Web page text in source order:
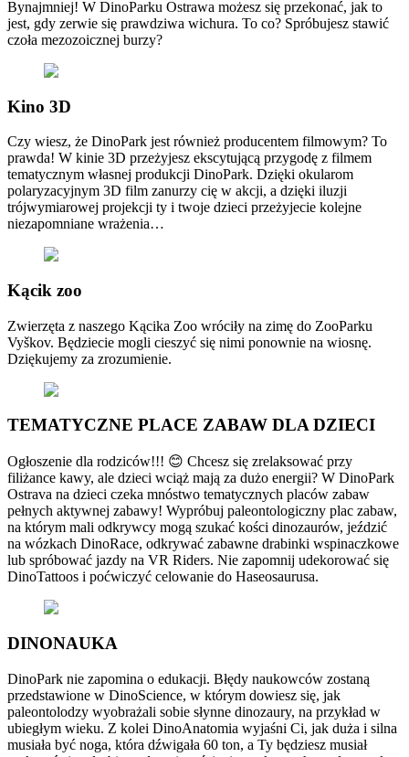
Bynajmniej! W DinoParku Ostrawa możesz się przekonać, jak to
jest, gdy zerwie się prawdziwa wichura. To co? Spróbujesz stawić
czoła mezozoicznej burzy?
Kino 3D
Czy wiesz, że DinoPark jest również producentem filmowym? To
prawda! W kinie 3D przeżyjesz ekscytującą przygodę z filmem
tematycznym własnej produkcji DinoPark. Dzięki okularom
polaryzacyjnym 3D film zanurzy cię w akcji, a dzięki iluzji
trójwymiarowej projekcji ty i twoje dzieci przeżyjecie kolejne
niezapomniane wrażenia…
Kącik zoo
Zwierzęta z naszego Kącika Zoo wróciły na zimę do ZooParku
Vyškov. Będziecie mogli cieszyć się nimi ponownie na wiosnę.
Dziękujemy za zrozumienie.
TEMATYCZNE PLACE ZABAW DLA DZIECI
Ogłoszenie dla rodziców!!! 😊 Chcesz się zrelaksować przy
filiżance kawy, ale dzieci wciąż mają za dużo energii? W DinoPark
Ostrava na dzieci czeka mnóstwo tematycznych placów zabaw
pełnych aktywnej zabawy! Wypróbuj paleontologiczny plac zabaw,
na którym mali odkrywcy mogą szukać kości dinozaurów, jeździć
na wózkach DinoRace, odkrywać zabawne drabinki wspinaczkowe
lub spróbować jazdy na VR Riders. Nie zapomnij udekorować się
DinoTattoos i poćwiczyć celowanie do Haseosaurusa.
DINONAUKA
DinoPark nie zapomina o edukacji. Błędy naukowców zostaną
przedstawione w DinoScience, w którym dowiesz się, jak
paleontolodzy wyobrażali sobie słynne dinozaury, na przykład w
ubiegłym wieku. Z kolei DinoAnatomia wyjaśni Ci, jak duża i silna
musiała być noga, która dźwigała 60 ton, a Ty będziesz musiał